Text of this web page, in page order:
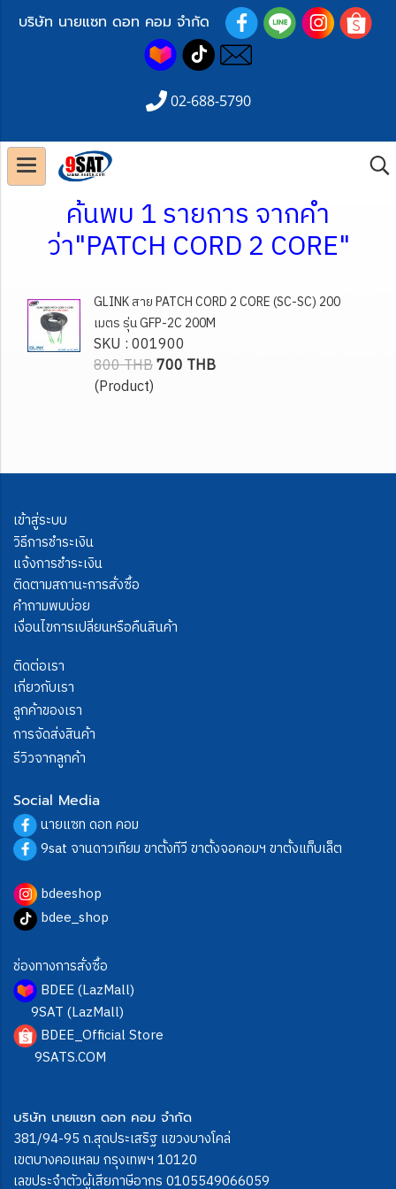
บริษัท นายแซท ดอท คอม จำกัด
02-688-5790
ค้นพบ 1 รายการ จากคำ
ว่า"PATCH CORD 2 CORE"
GLINK สาย PATCH CORD 2 CORE (SC-SC) 200
เมตร รุ่น GFP-2C 200M
SKU : 001900
800 THB700 THB
(Product)
เข้าสู่ระบบ
วิธีการชำระเงิน
แจ้งการชำระเงิน
ติดตามสถานะการสั่งซื้อ
คำถามพบบ่อย
เงื่อนไขการเปลี่ยนหรือคืนสินค้า
ติดต่อเรา
เกี่ยวกับเรา
ลูกค้าของเรา
การจัดส่งสินค้า
รีวิวจากลูกค้า
Social Media
นายแซท ดอท คอม
9sat จานดาวเทียม ขาตั้งทีวี ขาตั้งจอคอมฯ ขาตั้งแท็บเล็ต
bdeeshop
bdee_shop
ช่องทางการสั่งซื้อ
BDEE (LazMall)
9SAT (LazMall)
BDEE_Official Store
9SATS.COM
บริษัท นายแซท ดอท คอม จำกัด
381/94-95 ถ.สุดประเสริฐ แขวงบางโคล่
เขตบางคอแหลม กรุงเทพฯ 10120
เลขประจำตัวผู้เสียภาษีอากร 0105549066059